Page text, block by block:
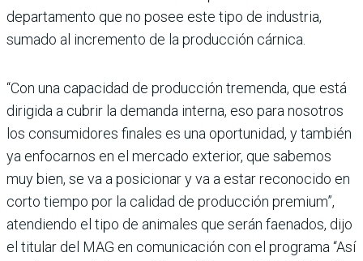
departamento que no posee este tipo de industria,
sumado al incremento de la producción cárnica.
“Con una capacidad de producción tremenda, que está
dirigida a cubrir la demanda interna, eso para nosotros
los consumidores finales es una oportunidad, y también
ya enfocarnos en el mercado exterior, que sabemos
muy bien, se va a posicionar y va a estar reconocido en
corto tiempo por la calidad de producción premium”,
atendiendo el tipo de animales que serán faenados, dijo
el titular del MAG en comunicación con el programa “Así